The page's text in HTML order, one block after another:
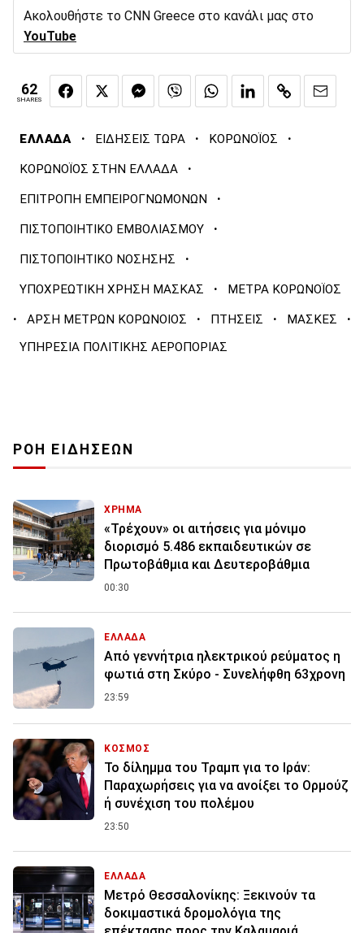
Ακολουθήστε το CNN Greece στο κανάλι μας στο
YouTube
62
SHARES
ΕΛΛΑΔΑ · ΕΙΔΗΣΕΙΣ ΤΩΡΑ · ΚΟΡΩΝΟΪΟΣ ·
ΚΟΡΩΝΟΪΟΣ ΣΤΗΝ ΕΛΛΑΔΑ ·
ΕΠΙΤΡΟΠΗ ΕΜΠΕΙΡΟΓΝΩΜΟΝΩΝ ·
ΠΙΣΤΟΠΟΙΗΤΙΚΟ ΕΜΒΟΛΙΑΣΜΟΥ ·
ΠΙΣΤΟΠΟΙΗΤΙΚΟ ΝΟΣΗΣΗΣ ·
ΥΠΟΧΡΕΩΤΙΚΗ ΧΡΗΣΗ ΜΑΣΚΑΣ · ΜΕΤΡΑ ΚΟΡΩΝΟΪΟΣ
· ΑΡΣΗ ΜΕΤΡΩΝ ΚΟΡΩΝΟΙΟΣ · ΠΤΗΣΕΙΣ · ΜΑΣΚΕΣ ·
ΥΠΗΡΕΣΙΑ ΠΟΛΙΤΙΚΗΣ ΑΕΡΟΠΟΡΙΑΣ
ΡΟΗ ΕΙΔΗΣΕΩΝ
ΧΡΗΜΑ
«Τρέχουν» οι αιτήσεις για μόνιμο
διορισμό 5.486 εκπαιδευτικών σε
Πρωτοβάθμια και Δευτεροβάθμια
00:30
ΕΛΛΑΔΑ
Από γεννήτρια ηλεκτρικού ρεύματος η
φωτιά στη Σκύρο - Συνελήφθη 63χρονη
23:59
ΚΟΣΜΟΣ
Το δίλημμα του Τραμπ για το Ιράν:
Παραχωρήσεις για να ανοίξει το Ορμούζ
ή συνέχιση του πολέμου
23:50
ΕΛΛΑΔΑ
Μετρό Θεσσαλονίκης: Ξεκινούν τα
δοκιμαστικά δρομολόγια της